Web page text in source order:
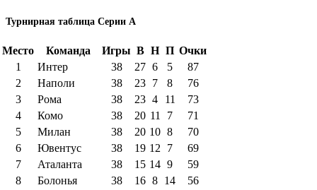
Турнирная таблица Серии А
Место Команда Игры В Н П Очки
1
Интер 38 27 6 5
87
2
Наполи 38 23 7 8
76
3
Рома 38 23 4 11
73
4
Комо 38 20 11 7
71
5
Милан 38 20 10 8
70
6
Ювентус 38 19 12 7
69
7
Аталанта 38 15 14 9
59
8
Болонья 38 16 8 14
56